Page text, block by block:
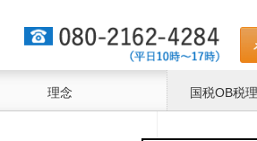
理念 国税OB税